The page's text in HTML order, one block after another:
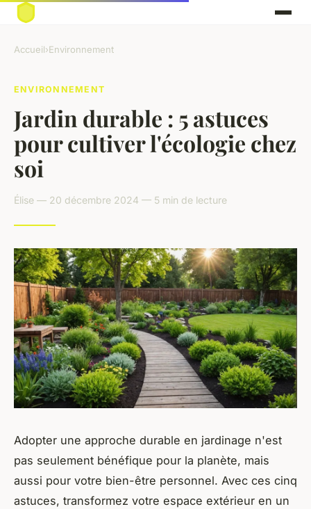
Accueil›Environnement
ENVIRONNEMENT
Jardin durable : 5 astuces
pour cultiver l'écologie chez
soi
Élise — 20 décembre 2024 — 5 min de lecture
Adopter une approche durable en jardinage n'est
pas seulement bénéfique pour la planète, mais
aussi pour votre bien-être personnel. Avec ces cinq
astuces, transformez votre espace extérieur en un